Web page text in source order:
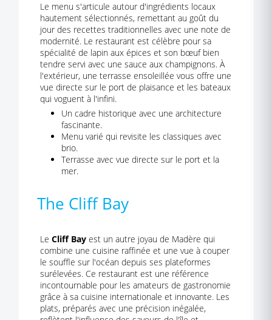
Le menu s'articule autour d'ingrédients locaux
hautement sélectionnés, remettant au goût du
jour des recettes traditionnelles avec une note de
modernité. Le restaurant est célèbre pour sa
spécialité de lapin aux épices et son bœuf bien
tendre servi avec une sauce aux champignons. À
l'extérieur, une terrasse ensoleillée vous offre une
vue directe sur le port de plaisance et les bateaux
qui voguent à l'infini.
Un cadre historique avec une architecture
fascinante.
Menu varié qui revisite les classiques avec
brio.
Terrasse avec vue directe sur le port et la
mer.
The Cliff Bay
Le Cliff Bay est un autre joyau de Madère qui
combine une cuisine raffinée et une vue à couper
le souffle sur l'océan depuis ses plateformes
surélevées. Ce restaurant est une référence
incontournable pour les amateurs de gastronomie
grâce à sa cuisine internationale et innovante. Les
plats, préparés avec une précision inégalée,